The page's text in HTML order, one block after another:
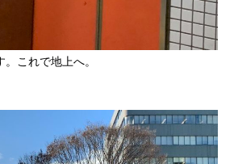
これで地上へ。